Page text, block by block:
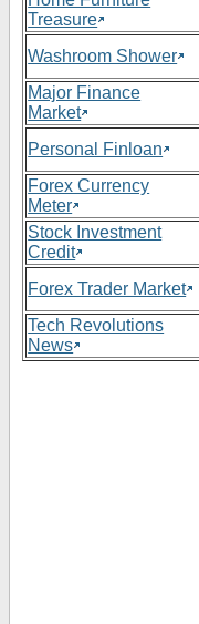
Treasure
Washroom Shower
Major Finance
Market
Personal Finloan
Forex Currency
Meter
Stock Investment
Credit
Forex Trader Market
Tech Revolutions
News